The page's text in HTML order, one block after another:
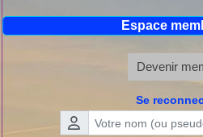
Espace
Devenir
Se